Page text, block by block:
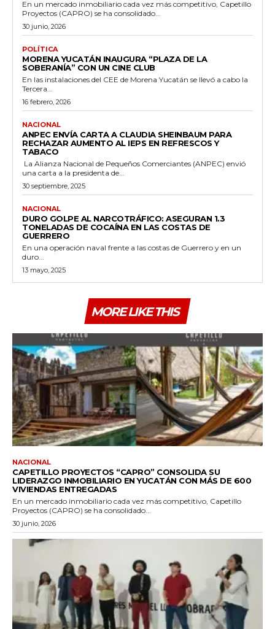
En un mercado inmobiliario cada vez más competitivo, Capetillo
Proyectos (CAPRO) se ha consolidado...
30 junio, 2026
POLÍTICA
MORENA YUCATÁN INAUGURA “PLAZA DE LA
SOBERANÍA” CON UN CINE CLUB
En las instalaciones del CEE de Morena Yucatán se llevó a cabo la
Tercera...
16 febrero, 2026
NACIONAL
ANPEC ENVÍA CARTA A CLAUDIA SHEINBAUM PARA
RECHAZAR AUMENTO AL IEPS EN REFRESCOS Y
TABACO
La Alianza Nacional de Pequeños Comerciantes (ANPEC) envió
una carta a la presidenta de...
30 septiembre, 2025
NACIONAL
DURO GOLPE AL NARCOTRÁFICO: ASEGURAN 1.3
TONELADAS DE COCAÍNA EN LAS COSTAS DE
GUERRERO
En una operación naval frente a las costas de Guerrero y en un
duro...
13 mayo, 2025
MORE LIKE THIS
NACIONAL
CAPETILLO PROYECTOS “CAPRO” CONSOLIDA SU
LIDERAZGO INMOBILIARIO EN YUCATÁN CON MÁS DE 600
VIVIENDAS ENTREGADAS
En un mercado inmobiliario cada vez más competitivo, Capetillo
Proyectos (CAPRO) se ha consolidado...
30 junio, 2026